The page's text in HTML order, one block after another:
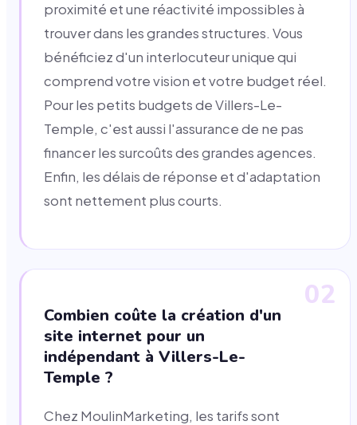
proximité et une réactivité impossibles à
trouver dans les grandes structures. Vous
bénéficiez d'un interlocuteur unique qui
comprend votre vision et votre budget réel.
Pour les petits budgets de Villers-Le-
Temple, c'est aussi l'assurance de ne pas
financer les surcoûts des grandes agences.
Enfin, les délais de réponse et d'adaptation
sont nettement plus courts.
02
Combien coûte la création d'un
site internet pour un
indépendant à Villers-Le-
Temple ?
Chez MoulinMarketing, les tarifs sont